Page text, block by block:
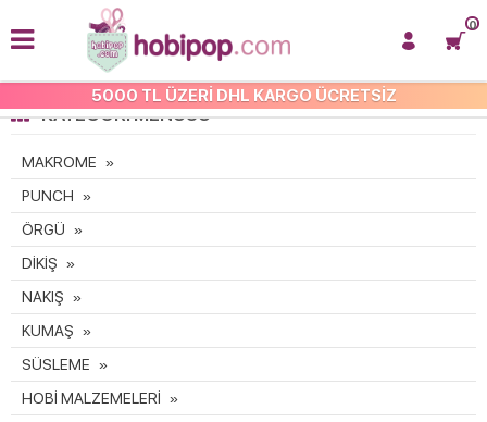
5000 TL ÜZERİ DHL KARGO ÜCRETSİZ
0
KATEGORI MENÜSÜ
MAKROME
PUNCH
ÖRGÜ
DİKİŞ
NAKIŞ
KUMAŞ
SÜSLEME
HOBİ MALZEMELERİ